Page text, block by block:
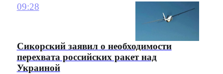
09:28
Сикорский заявил о необходимости
перехвата российских ракет над
Украиной